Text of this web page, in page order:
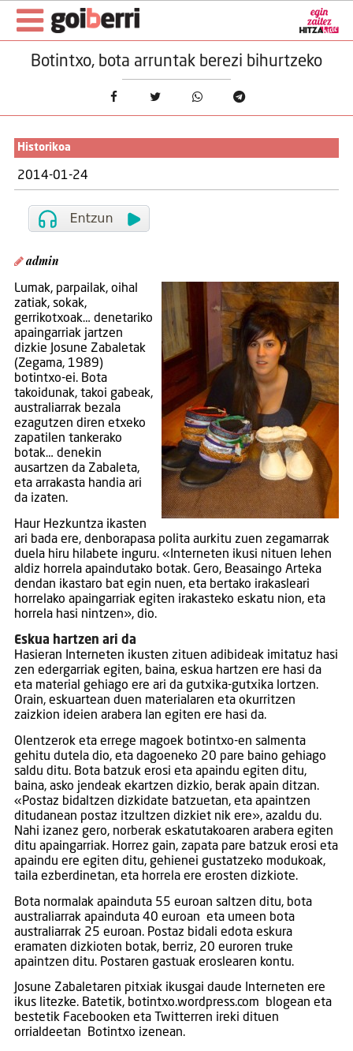
Botintxo, bota arruntak berezi bihurtzeko
Historikoa
2014-01-24
admin
Lumak, parpailak, oihal
zatiak, sokak,
gerrikotxoak… denetariko
apaingarriak jartzen
dizkie Josune Zabaletak
(Zegama, 1989)
botintxo-ei. Bota
takoidunak, takoi gabeak,
australiarrak bezala
ezagutzen diren etxeko
zapatilen tankerako
botak… denekin
ausartzen da Zabaleta,
eta arrakasta handia ari
da izaten.
Haur Hezkuntza ikasten
ari bada ere, denborapasa polita aurkitu zuen zegamarrak
duela hiru hilabete inguru. «Interneten ikusi nituen lehen
aldiz horrela apaindutako botak. Gero, Beasaingo Arteka
dendan ikastaro bat egin nuen, eta bertako irakasleari
horrelako apaingarriak egiten irakasteko eskatu nion, eta
horrela hasi nintzen», dio.
Eskua hartzen ari da
Hasieran Interneten ikusten zituen adibideak imitatuz hasi
zen edergarriak egiten, baina, eskua hartzen ere hasi da
eta material gehiago ere ari da gutxika-gutxika lortzen.
Orain, eskuartean duen materialaren eta okurritzen
zaizkion ideien arabera lan egiten ere hasi da.
Olentzerok eta errege magoek botintxo-en salmenta
gehitu dutela dio, eta dagoeneko 20 pare baino gehiago
saldu ditu. Bota batzuk erosi eta apaindu egiten ditu,
baina, asko jendeak ekartzen dizkio, berak apain ditzan.
«Postaz bidaltzen dizkidate batzuetan, eta apaintzen
ditudanean postaz itzultzen dizkiet nik ere», azaldu du.
Nahi izanez gero, norberak eskatutakoaren arabera egiten
ditu apaingarriak. Horrez gain, zapata pare batzuk erosi eta
apaindu ere egiten ditu, gehienei gustatzeko modukoak,
taila ezberdinetan, eta horrela ere erosten dizkiote.
Bota normalak apainduta 55 euroan saltzen ditu, bota
australiarrak apainduta 40 euroan eta umeen bota
australiarrak 25 euroan. Postaz bidali edota eskura
eramaten dizkioten botak, berriz, 20 euroren truke
apaintzen ditu. Postaren gastuak eroslearen kontu.
Josune Zabaletaren pitxiak ikusgai daude Interneten ere
ikus litezke. Batetik, botintxo.wordpress.com blogean eta
bestetik Facebooken eta Twitterren ireki dituen
orrialdeetan Botintxo izenean.